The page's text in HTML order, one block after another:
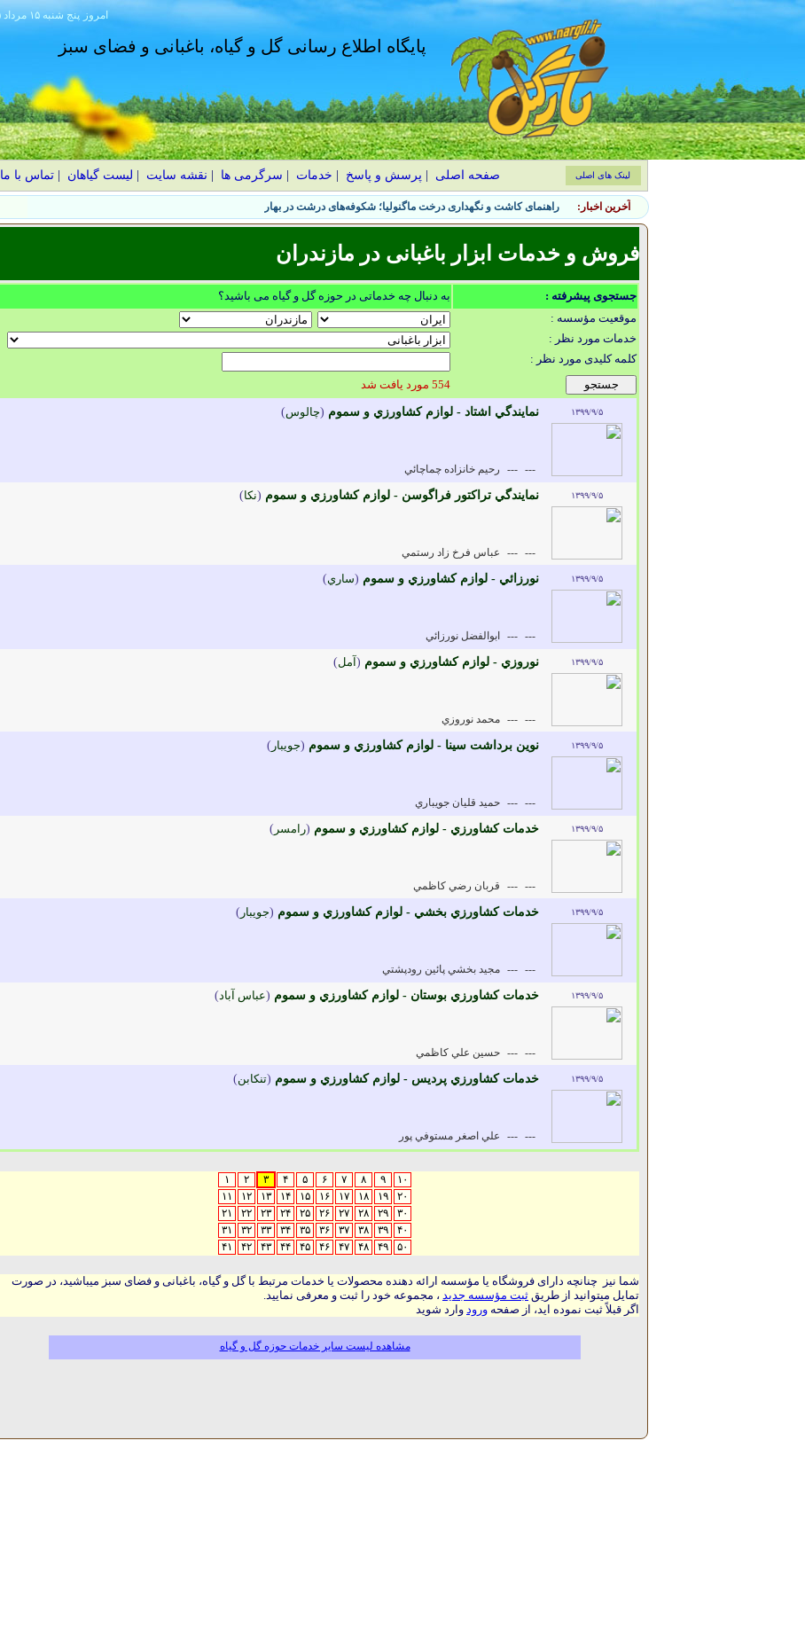
۱۴۰۵ پنج شنبه ۱۵ مرداد امروز
پایگاه اطلاع رسانی گل و گیاه، باغبانی و فضای سبز
صفحه اصلی پرسش و پاسخ خدمات سرگرمی ها نقشه سایت لیست گیاهان |تماس با ما لینک های اصلی
آخرین اخبار: راهنمای کاشت و نگهداری درخت ماگنولیا؛ شکوفه‌های درشت در بهار
فروش و خدمات ابزار باغبانی در مازندران
جستجوی پیشرفته :
به دنبال چه خدماتی در حوزه گل و گیاه می باشید؟
موقعیت مؤسسه :
خدمات مورد نظر :
کلمه کلیدی مورد نظر :
554 مورد یافت شد
۱۳۹۹/۹/۵ نمايندگي اشتاد - لوازم کشاورزي و سموم (چالوس)
---
--- رحيم خانزاده چماچائي
۱۳۹۹/۹/۵ نمايندگي تراکتور فراگوسن - لوازم کشاورزي و سموم (نکا)
---
--- عباس فرخ زاد رستمي
۱۳۹۹/۹/۵ نورزائي - لوازم کشاورزي و سموم (ساري)
---
--- ابوالفضل نورزائي
۱۳۹۹/۹/۵ نوروزي - لوازم کشاورزي و سموم (آمل)
---
--- محمد نوروزي
۱۳۹۹/۹/۵ نوين برداشت سينا - لوازم کشاورزي و سموم (جويبار )
---
--- حميد قليان جويباري
۱۳۹۹/۹/۵ خدمات کشاورزي - لوازم کشاورزي و سموم (رامسر )
---
--- قربان رضي کاظمي
۱۳۹۹/۹/۵ خدمات کشاورزي بخشي - لوازم کشاورزي و سموم (جويبار )
---
--- مجيد بخشي پائين رودپشتي
۱۳۹۹/۹/۵ خدمات کشاورزي بوستان - لوازم کشاورزي و سموم (عباس آباد)
---
--- حسين علي کاظمي
۱۳۹۹/۹/۵ خدمات کشاورزي پرديس - لوازم کشاورزي و سموم (تنکابن)
---
--- علي اصغر مستوفي پور
۱ ۲ ۳ ۴ ۵ ۶ ۷ ۸ ۹
۱۰
۱۱
۱۲ ۱۳ ۱۴ ۱۵ ۱۶ ۱۷ ۱۸ ۱۹
۲۰
۲۱
۲۲ ۲۳ ۲۴ ۲۵ ۲۶ ۲۷ ۲۸ ۲۹
۳۰
۳۱
۳۲ ۳۳ ۳۴ ۳۵ ۳۶ ۳۷ ۳۸ ۳۹
۴۰
۴۱
۴۲ ۴۳ ۴۴ ۴۵ ۴۶ ۴۷ ۴۸ ۴۹ ۵۰
شما نیز چنانچه دارای فروشگاه یا مؤسسه ارائه دهنده محصولات یا خدمات مرتبط با گل و گیاه، باغبانی و فضای سبز میباشید، در صورت
تمایل میتوانید از طریق ثبت مؤسسه جدید ، مجموعه خود را ثبت و معرفی نمایید.
اگر قبلاً ثبت نموده اید، از صفحه ورود وارد شوید
مشاهده لیست سایر خدمات حوزه گل و گیاه